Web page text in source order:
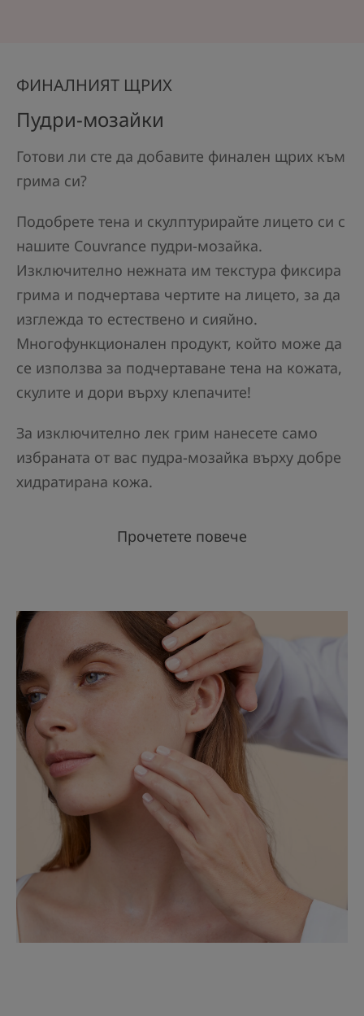
ФИНАЛНИЯТ ЩРИХ
Пудри-мозайки
Готови ли сте да добавите финален щрих към
грима си?
Подобрете тена и скулптурирайте лицето си с
нашите Couvrance пудри-мозайка.
Изключително нежната им текстура фиксира
грима и подчертава чертите на лицето, за да
изглежда то естествено и сияйно.
Многофункционален продукт, който може да
се използва за подчертаване тена на кожата,
скулите и дори върху клепачите!
За изключително лек грим нанесете само
избраната от вас пудра-мозайка върху добре
хидратирана кожа.
Прочетете повече